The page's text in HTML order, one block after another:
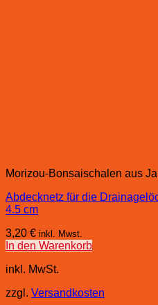
Morizou-Bonsaischalen aus
Abdecknetz für die
4.5 cm
3,20 € inkl. Mwst.
In den Warenkorb
inkl. MwSt.
zzgl. Versandkosten